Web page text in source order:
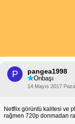
P pangea1998
Onbaşı
14 Mayıs 2017
Netflix görüntü kalitesi ve
rağmen 720p donmadan